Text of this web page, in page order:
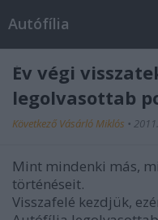
Autófília
Év végi
legolvasottab
Következő Vásárló Miklós •
Mint mindenki más,
történéseit.
Visszafelé kezdjük,